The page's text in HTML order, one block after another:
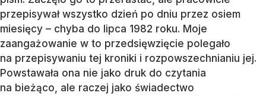
przepisywał wszystko dzień po dniu przez osiem
miesięcy – chyba do lipca 1982 roku. Moje
zaangażowanie w to przedsięwzięcie polegało
na przepisywaniu tej kroniki i rozpowszechnianiu jej.
Powstawała ona nie jako druk do czytania
na bieżąco, ale raczej jako świadectwo